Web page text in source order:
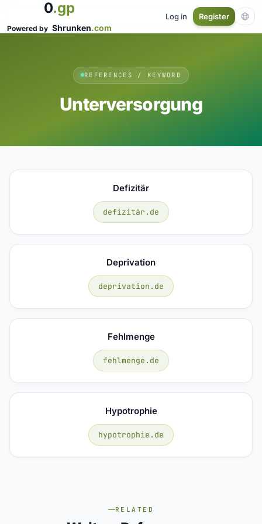
0.gp
Powered by Shrunken.com
Log in Register
REFERENCES / KEYWORD
Unterversorgung
Defizitär
defizitär.de
Deprivation
deprivation.de
Fehlmenge
fehlmenge.de
Hypotrophie
hypotrophie.de
RELATED